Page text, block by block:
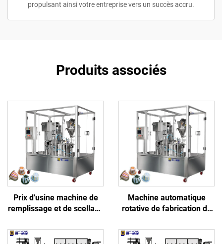
propulsant ainsi votre entreprise vers un succès accru.
Produits associés
Prix d'usine machine de
remplissage et de scellage
cup Nespresso
Machine automatique
rotative de fabrication de
capsules en aluminium K-
Cup et pods, machine de